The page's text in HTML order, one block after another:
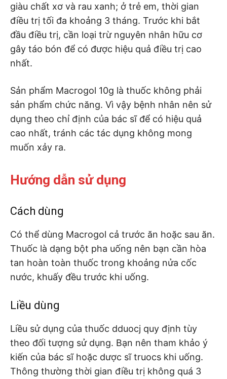
giàu chất xơ và rau xanh; ở trẻ em, thời gian
điều trị tối đa khoảng 3 tháng. Trước khi bắt
đầu điều trị, cần loại trừ nguyên nhân hữu cơ
gây táo bón để có được hiệu quả điều trị cao
nhất.
Sản phẩm Macrogol 10g là thuốc không phải
sản phẩm chức năng. Vì vậy bệnh nhân nên sử
dụng theo chỉ định của bác sĩ để có hiệu quả
cao nhất, tránh các tác dụng không mong
muốn xảy ra.
Hướng dẫn sử dụng
Cách dùng
Có thể dùng Macrogol cả trước ăn hoặc sau ăn.
Thuốc là dạng bột pha uống nên bạn cần hòa
tan hoàn toàn thuốc trong khoảng nửa cốc
nước, khuấy đều trước khi uống.
Liều dùng
Liều sử dụng của thuốc dduocj quy định tùy
theo đối tượng sử dụng. Bạn nên tham khảo ý
kiến của bác sĩ hoặc dược sĩ truocs khi uống.
Thông thường thời gian điều trị không quá 3